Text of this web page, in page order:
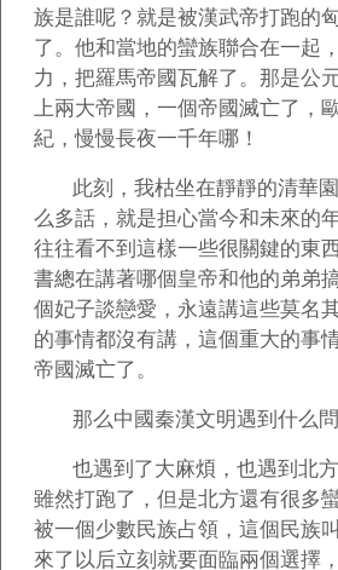
族是誰呢？就是被漢武帝打跑的
了。他和當地的蠻族聯合在一起
力，把羅馬帝國瓦解了。那是公
上兩大帝國，一個帝國滅亡了，
紀，慢慢長夜一千年哪！
此刻，我枯坐在靜靜的清華
么多話，就是担心當今和未來的
往往看不到這樣一些很關鍵的東
書總在講著哪個皇帝和他的弟弟
個妃子談戀愛，永遠講這些莫名
的事情都沒有講，這個重大的事
帝國滅亡了。
那么中國秦漢文明遇到什么
也遇到了大麻煩，也遇到北
雖然打跑了，但是北方還有很多
被一個少數民族占領，這個民族
來了以后立刻就要面臨兩個選擇